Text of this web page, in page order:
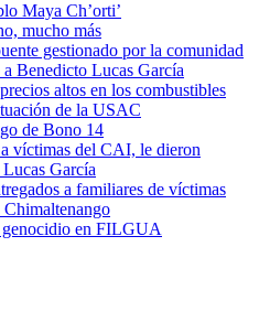
Maya Ch’orti’
mucho más
gestionado por la comunidad
Benedicto Lucas García
altos en los combustibles
de la USAC
de Bono 14
víctimas del CAI, le dieron
García
a familiares de víctimas
en FILGUA